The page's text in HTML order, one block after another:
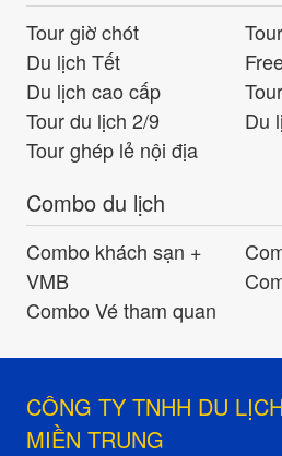
Tour giờ chót
Du lịch Tết
Du lịch cao cấp
Tour du lịch 2/9
Du
Tour ghép lẻ nội địa
Combo du lịch
Combo khách sạn +
VMB
Combo Vé tham quan
CÔNG TY TNHH DU
MIỀN TRUNG